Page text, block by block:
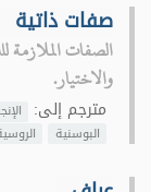
صفات ذاتية
الصفات الملازمة
والاختيار.
مترجم إلى:
البوسنية